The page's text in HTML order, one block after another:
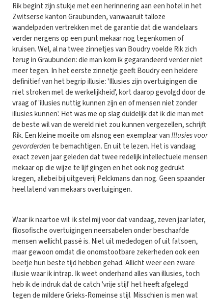
Rik begint zijn stukje met een herinnering aan een hotel in het
Zwitserse kanton Graubunden, vanwaaruit talloze
wandelpaden vertrekken met de garantie dat die wandelaars
verder nergens op een punt mekaar nog tegenkomen of
kruisen. Wel, al na twee zinnetjes van Boudry voelde Rik zich
terug in Graubunden: die man kom ik gegarandeerd verder niet
meer tegen. In het eerste zinnetje geeft Boudry een heldere
definitief van het begrip illusie: 'Illusies zijn overtuigingen die
niet stroken met de werkelijkheid', kort daarop gevolgd door de
vraag of 'illusies nuttig kunnen zijn en of mensen niet zonder
illusies kunnen'. Het was me op slag duidelijk dat ik die man met
de beste wil van de wereld niet zou kunnen vergezellen, schrijft
Rik. Een kleine moeite om alsnog een exemplaar vanIllusies voor
gevorderden te bemachtigen. En uit te lezen. Het is vandaag
exact zeven jaar geleden dat twee redelijk intellectuele mensen
mekaar op die wijze te lijf gingen en het ook nog gedrukt
kregen, allebei bij uitgeverij Pelckmans dan nog. Geen spaander
heel latend van mekaars overtuigingen.
Waar ik naartoe wil: ik stel mij voor dat vandaag, zeven jaar later,
filosofische overtuigingen neersabelen onder beschaafde
mensen wellicht passé is. Niet uit mededogen of uit fatsoen,
maar gewoon omdat die onomstootbare zekerheden ook een
beetje hun beste tijd hebben gehad. Allicht weer een zware
illusie waar ik intrap. Ik weet onderhand alles van illusies, toch
heb ik de indruk dat de catch 'vrije stijl' het heeft afgelegd
tegen de mildere Grieks-Romeinse stijl. Misschien is men wat